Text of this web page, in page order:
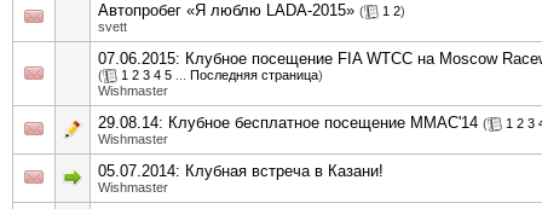
Автопробег «Я люблю LADA-2015» ( 1 2)
svett
07.06.2015: Клубное посещение FIA WTCC на Moscow
( 1 2 3 4 5 Последняя страница)
Wishmaster
29.08.14: Клубное бесплатное посещение ММАС'14 ( 1 2 3
Wishmaster
05.07.2014: Клубная встреча в Казани!
Wishmaster